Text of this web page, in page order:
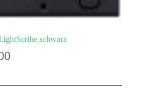
schwarz